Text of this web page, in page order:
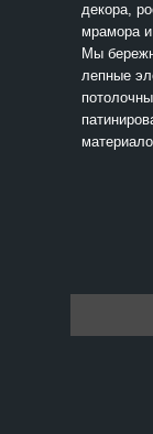
декора,
мрамора
Мы
лепные